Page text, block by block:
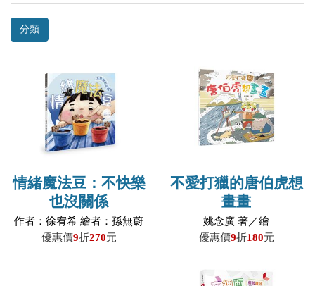
分類
情緒魔法豆：不快樂
也沒關係
作者：徐宥希 繪者：孫無蔚
優惠價9折270元
不愛打獵的唐伯虎想
畫畫
姚念廣 著／繪
優惠價9折180元